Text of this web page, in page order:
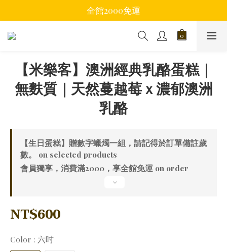
全館2000免運
【米樂客】澳洲經典乳酪蛋糕｜
無麩質｜天然蔓越莓ｘ濃郁澳洲
乳酪
【生日蛋糕】贈數字蠟燭一組，請記得於訂單備註歲
數。 on selected products
會員獨享，消費滿2000，享全館免運 on order
NT$600
Color : 六吋